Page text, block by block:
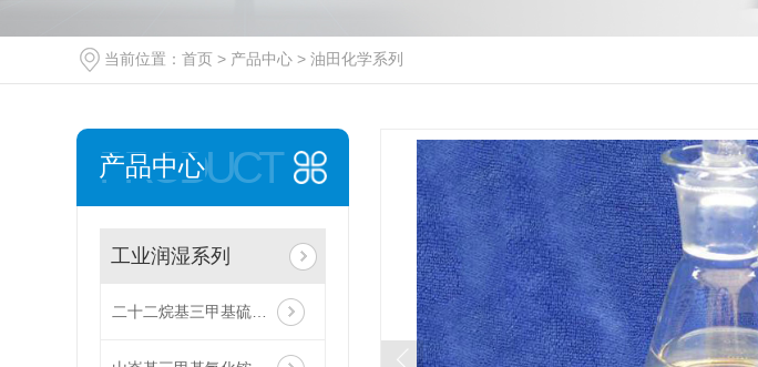
当前位置： 首页 > 产品中心 > 油田化学系列
PRODUCT
产品中心
工业润湿系列
二十二烷基三甲基硫酸甲酯铵